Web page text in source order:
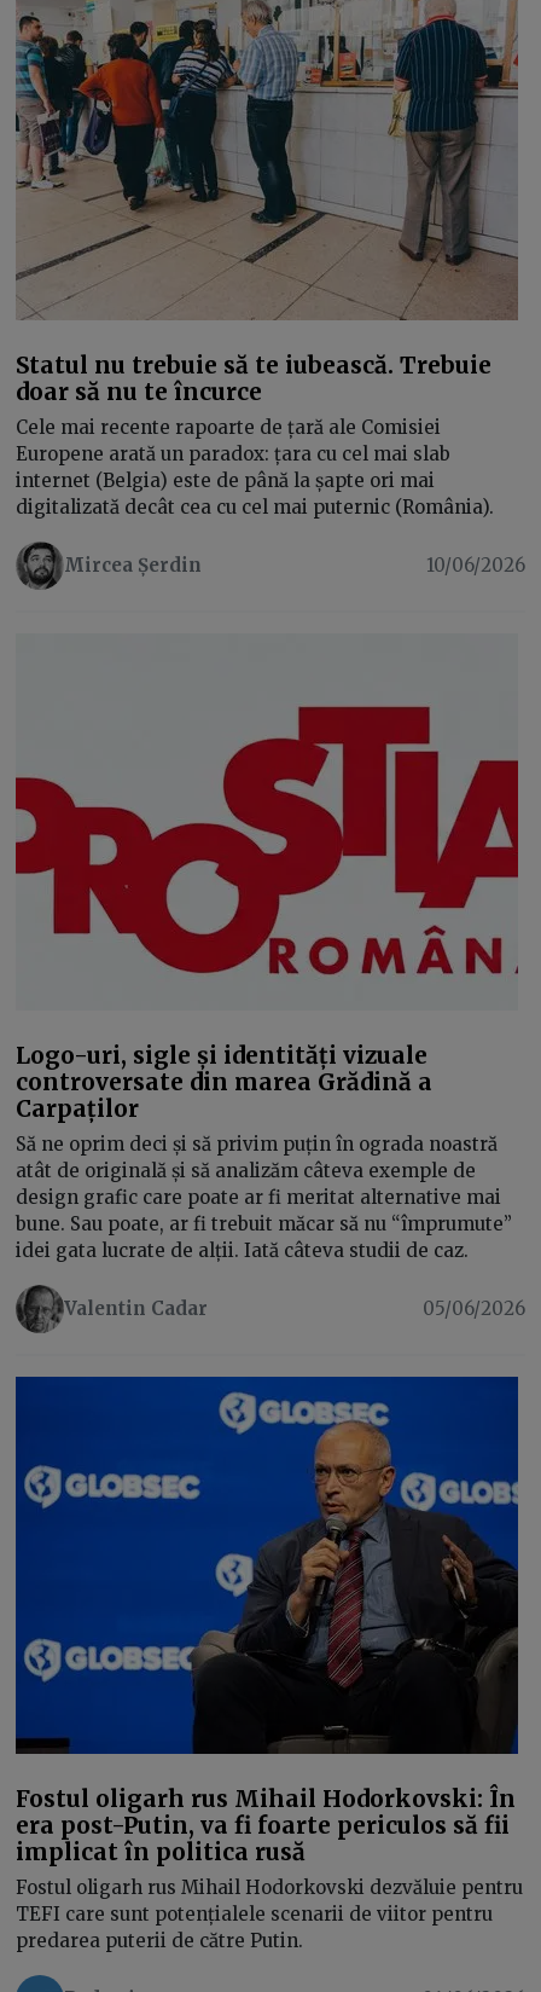
Statul nu trebuie să te iubească. Trebuie
doar să nu te încurce
Cele mai recente rapoarte de țară ale Comisiei
Europene arată un paradox: țara cu cel mai slab
internet (Belgia) este de până la șapte ori mai
digitalizată decât cea cu cel mai puternic (România).
Mircea Șerdin 10/06/2026
Logo-uri, sigle și identități vizuale
controversate din marea Grădină a
Carpaților
Să ne oprim deci și să privim puțin în ograda noastră
atât de originală și să analizăm câteva exemple de
design grafic care poate ar fi meritat alternative mai
bune. Sau poate, ar fi trebuit măcar să nu “împrumute”
idei gata lucrate de alții. Iată câteva studii de caz.
Valentin Cadar 05/06/2026
Fostul oligarh rus Mihail Hodorkovski: În
era post-Putin, va fi foarte periculos să fii
implicat în politica rusă
Fostul oligarh rus Mihail Hodorkovski dezvăluie pentru
TEFI care sunt potențialele scenarii de viitor pentru
predarea puterii de către Putin.